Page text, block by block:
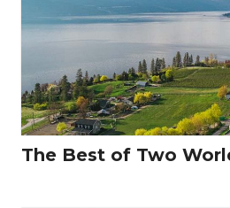
The Best of Two